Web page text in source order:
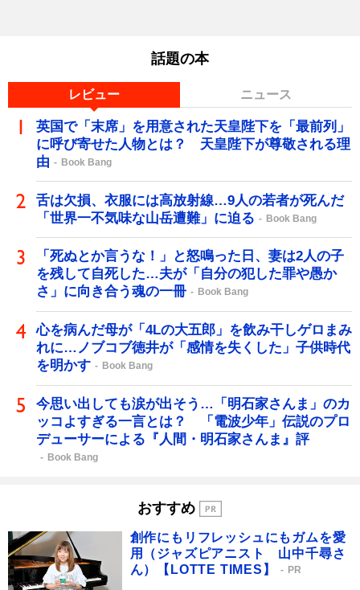
話題の本
レビュー ニュース
英国で「末席」を用意された天皇陛下を「最前列」
に呼び寄せた人物とは？ 天皇陛下が尊敬される理
由
Book Bang
舌は欠損、衣服には高放射線…9人の若者が死んだ
「世界一不気味な山岳遭難」に迫る
Book Bang
「死ぬとか言うな！」と怒鳴った日、妻は2人の子
を残して自死した…夫が「自分の犯した罪や愚か
さ」に向き合う魂の一冊
Book Bang
心を病んだ母が「4Lの大五郎」を飲み干しゲロまみ
れに…ノブコブ徳井が「感情を失くした」子供時代
を明かす
Book Bang
今思い出しても涙が出そう…「明石家さんま」のカ
ッコよすぎる一言とは？ 「電波少年」伝説のプロ
デューサーによる『人間・明石家さんま』評
Book Bang
おすすめ
創作にもリフレッシュにもガムを愛
用（ジャズピアニスト 山中千尋さ
ん）【LOTTE TIMES】
PR